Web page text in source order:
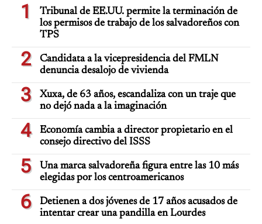
1
Tribunal de EE.UU. permite la terminación de
los permisos de trabajo de los salvadoreños con
TPS
2
Candidata a la vicepresidencia del FMLN
denuncia desalojo de vivienda
3
Xuxa, de 63 años, escandaliza con un traje que
no dejó nada a la imaginación
4
Economía cambia a director propietario en el
consejo directivo del ISSS
5
Una marca salvadoreña figura entre las 10 más
elegidas por los centroamericanos
6
Detienen a dos jóvenes de 17 años acusados de
intentar crear una pandilla en Lourdes